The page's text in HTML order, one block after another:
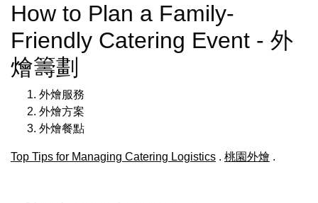
How to Plan a Family-
Friendly Catering Event - 外
燴籌劃
外燴服務
外燴方案
外燴餐點
Top Tips for Managing Catering Logistics . 桃園外燴 .